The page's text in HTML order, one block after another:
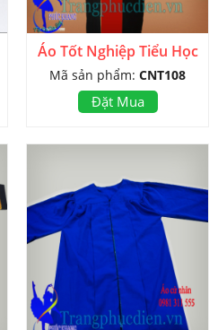
Áo Tốt Nghiệp Tiểu Học
Mã sản phẩm: CNT108
Đặt Mua